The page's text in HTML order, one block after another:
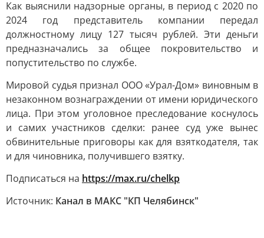
Как выяснили надзорные органы, в период с 2020 по
2024 год представитель компании передал
должностному лицу 127 тысяч рублей. Эти деньги
предназначались за общее покровительство и
попустительство по службе.
Мировой судья признал ООО «Урал-Дом» виновным в
незаконном вознаграждении от имени юридического
лица. При этом уголовное преследование коснулось
и самих участников сделки: ранее суд уже вынес
обвинительные приговоры как для взяткодателя, так
и для чиновника, получившего взятку.
Подписаться на https://max.ru/chelkp
Источник: Канал в МАКС "КП Челябинск"